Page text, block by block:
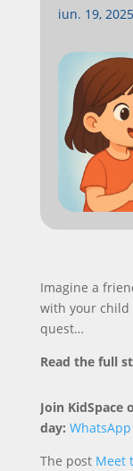
iun. 19, 2025
Imagine a
with your
quest…
Read the full
Join KidSpace
day: WhatsApp
The post Meet